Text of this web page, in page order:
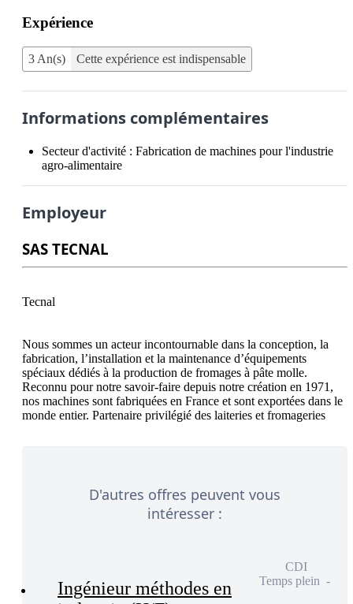
Expérience
3 An(s) Cette expérience est indispensable
Informations complémentaires
Secteur d'activité : Fabrication de machines pour l'industrie
agro-alimentaire
Employeur
SAS TECNAL
Tecnal
Nous sommes un acteur incontournable dans la conception, la
fabrication, l’installation et la maintenance d’équipements
spéciaux dédiés à la production de fromages à pâte molle.
Reconnu pour notre savoir-faire depuis notre création en 1971,
nos machines sont fabriquées en France et sont exportées dans le
D'autres offres peuvent vous
intéresser :
Ingénieur méthodes en
CDI
Temps plein